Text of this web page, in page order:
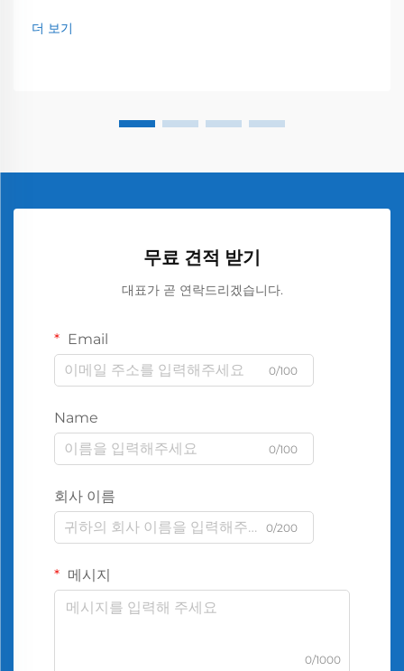
더 보기
무료 견적 받기
대표가 곧 연락드리겠습니다.
Email
0/100
Name
0/100
회사 이름
0/200
메시지
0/1000